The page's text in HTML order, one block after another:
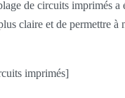
de circuits imprimés a
claire et de permettre
imprimés]